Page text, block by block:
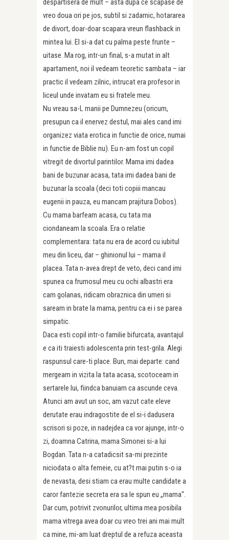
despartisera de mult – asta dupa ce scapase de
vreo doua ori pe jos, subtil si zadarnic, hotararea
de divort, doar-doar scapara vreun flashback in
mintea lui. El si-a dat cu palma peste frunte –
uitase. Ma rog, intr-un final, s-a mutat in alt
apartament, noi il vedeam teoretic sambata – iar
practic il vedeam zilnic, intrucat era profesor in
liceul unde invatam eu si fratele meu.
Nu vreau sa-L manii pe Dumnezeu (oricum,
presupun ca il enervez destul, mai ales cand imi
organizez viata erotica in functie de orice, numai
in functie de Biblie nu). Eu n-am fost un copil
vitregit de divortul parintilor. Mama imi dadea
bani de buzunar acasa, tata imi dadea bani de
buzunar la scoala (deci toti copiii mancau
eugenii in pauza, eu mancam prajitura Dobos).
Cu mama barfeam acasa, cu tata ma
ciondaneam la scoala. Era o relatie
complementara: tata nu era de acord cu iubitul
meu din liceu, dar – ghinionul lui – mama il
placea. Tata n-avea drept de veto, deci cand imi
spunea ca frumosul meu cu ochi albastri era
cam golanas, ridicam obraznica din umeri si
saream in brate la mama, pentru ca ei i se parea
simpatic.
Daca esti copil intr-o familie bifurcata, avantajul
e ca iti traiesti adolescenta prin test-grila. Alegi
raspunsul care-ti place. Bun, mai departe: cand
mergeam in vizita la tata acasa, scotoceam in
sertarele lui, fiindca banuiam ca ascunde ceva.
Atunci am avut un soc, am vazut cate eleve
derutate erau indragostite de el si-i dadusera
scrisori si poze, in nadejdea ca vor ajunge, intr-o
zi, doamna Catrina, mama Simonei si-a lui
Bogdan. Tata n-a catadicsit sa-mi prezinte
niciodata o alta femeie, cu at?t mai putin s-o ia
de nevasta, desi stiam ca erau multe candidate a
caror fantezie secreta era sa le spun eu „mama“.
Dar cum, potrivit zvonurilor, ultima mea posibila
mama vitrega avea doar cu vreo trei ani mai mult
ca mine, mi-am luat dreptul de a refuza aceasta